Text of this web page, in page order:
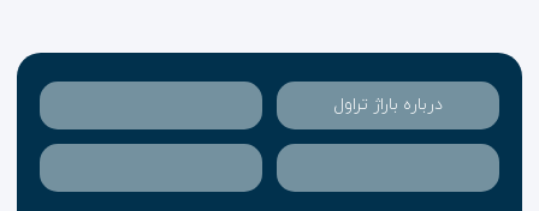
درباره باراژ تراول